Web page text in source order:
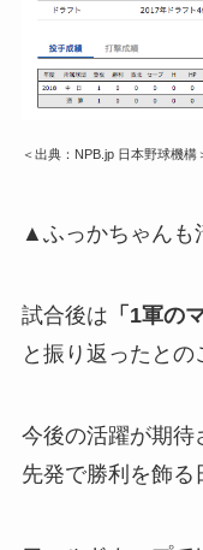
＜出典：NPB.jp 日本野球機構
▲ふっかちゃんも
試合後は 「1軍の
と振り返ったとの
今後の活躍が期待
先発で勝利を飾る